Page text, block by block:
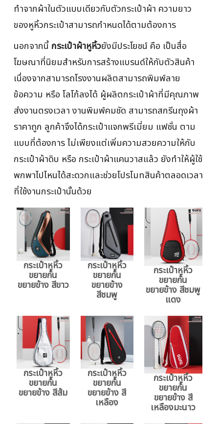
ทำจากผ้าในตัวแบบเดียวกับตัวกระเป๋าผ้า ความยาว
ของหูหิ้วกระเป๋าสามารถกำหนดได้ตามต้องการ
นอกจากนี้ กระเป๋าผ้าหูหิ้วยังมีประโยชน์ คือ เป็นสื่อ
โฆษณาที่นิยมสำหรับการสร้างแบรนด์ให้กับตัวสินค้า
เนื่องจากสามารถโรงงานผลิตสามารถพิมพ์ลาย
ข้อความ หรือ โลโก้ลงได้ ผู้ผลิตกระเป๋าผ้าที่มีคุณภาพ
ส่งงานตรงเวลา งานพิมพ์คมชัด สามารถสกรีนถุงผ้า
ราคาถูก ลูกค้าจึงได้กระเป๋าแจกพรีเมี่ยม แฟชั่น ตาม
แบบที่ต้องการ ไม่เพียงแต่เพิ่มความสวยความให้กับ
กระเป๋าผ้าดิบ หรือ กระเป๋าผ้าแคนวาสแล้ว ยังทำให้ผู้ใช้
พกพาไปไหนได้สะดวกและช่วยโปรโมทสินค้าตลอดเวลา
ที่ใช้งานกระเป๋านั้นด้วย
กระเป๋าหูหิ้ว
ขยายก้น
ขยายข้าง สีขาว
กระเป๋าหูหิ้ว
ขยายก้น
ขยายข้าง
สีชมพู
กระเป๋าหูหิ้ว
ขยายก้น
ขยายข้าง สีชมพู
แดง
กระเป๋าหูหิ้ว
ขยายก้น
ขยายข้าง สีส้ม
กระเป๋าหูหิ้ว
ขยายก้น
ขยายข้าง สี
เหลือง
กระเป๋าหูหิ้ว
ขยายก้น
ขยายข้าง สี
เหลืองมะนาว